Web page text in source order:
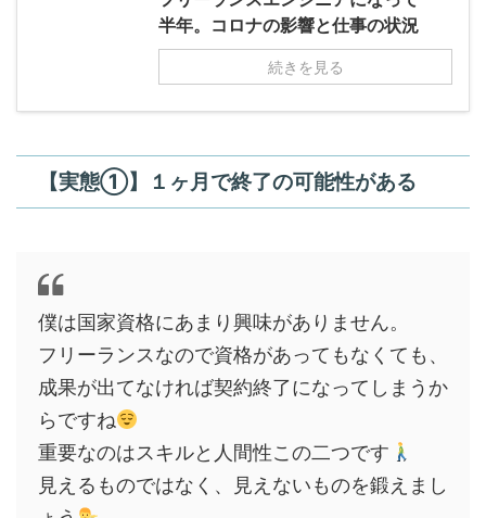
半年。コロナの影響と仕事の状況
続きを見る
【実態①】１ヶ月で終了の可能性がある
僕は国家資格にあまり興味がありません。
フリーランスなので資格があってもなくても、
成果が出てなければ契約終了になってしまうか
らですね
重要なのはスキルと人間性この二つです
見えるものではなく、見えないものを鍛えまし